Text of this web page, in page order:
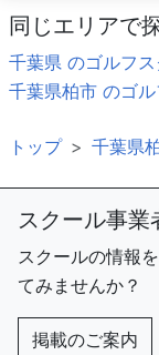
同じエリアで
千葉県 のゴルフ
千葉県柏市 のゴ
トップ 千葉県
スクール事業
スクールの情報
てみませんか？
掲載のご案内